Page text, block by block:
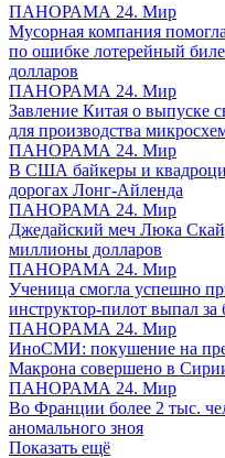
ПАНОРАМА 24. Мир
Мусорная компания
по ошибке лотерейный
долларов
ПАНОРАМА 24. Мир
Завление Китая о выпуске
для производства
ПАНОРАМА 24. Мир
В США байкеры и
дорогах Лонг-Айленда
ПАНОРАМА 24. Мир
Джедайский меч Люка
миллионы долларов
ПАНОРАМА 24. Мир
Ученица смогла успешно
инструктор-пилот выпал за
ПАНОРАМА 24. Мир
ИноСМИ: покушение на
Макрона совершено в
ПАНОРАМА 24. Мир
Во Франции более 2 тыс.
аномального зноя
Показать ещё